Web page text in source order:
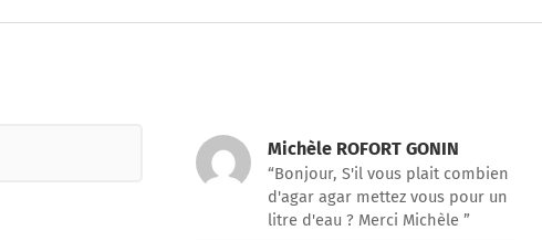
Michèle ROFORT GONIN
“Bonjour, S'il vous plait combien
d'agar agar mettez vous pour un
litre d'eau ? Merci Michèle ”